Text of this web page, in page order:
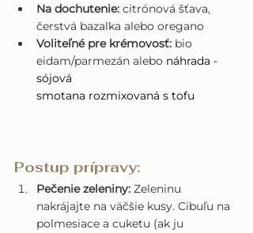
Na dochutenie: citrónová šťava,
čerstvá bazalka alebo oregano
Voliteľné pre krémovosť: bio
eidam/parmezán alebo náhrada -
sójová
smotana rozmixovaná s tofu
Postup prípravy:
Pečenie zeleniny: Zeleninu
nakrájajte na väčšie kusy. Cibuľu na
polmesiace a cuketu (ak ju